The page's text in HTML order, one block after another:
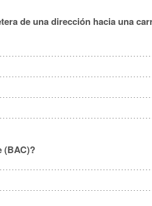
de una dirección hacia una
(BAC)?